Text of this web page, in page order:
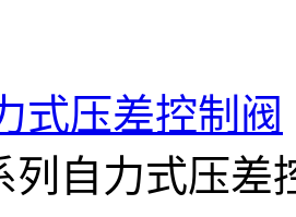
式压差控制阀
列自力式压差